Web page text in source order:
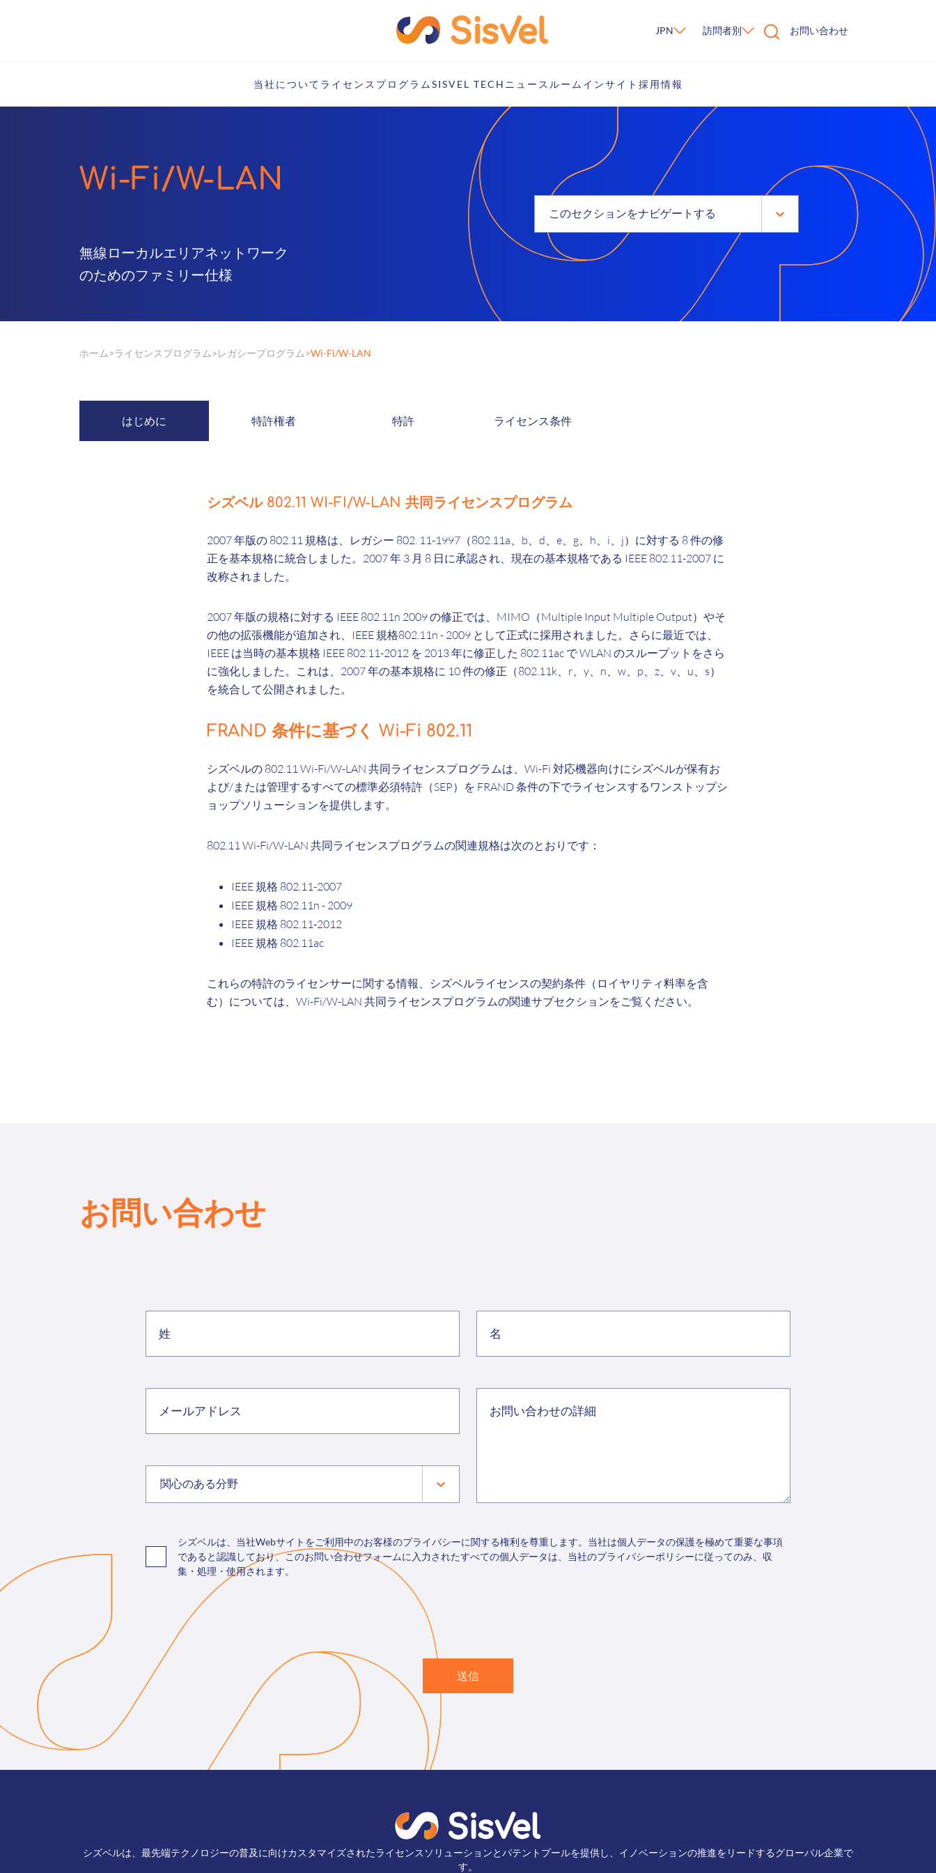
JPN 訪問者別 お問い合わせ
当社について ライセンスプログラム SISVEL TECH ニュースルーム インサイト 採用情報
Wi-Fi/W-LAN
無線ローカルエリアネットワーク
のためのファミリー仕様
このセクションをナビゲートする
ホーム ライセンスプログラム レガシープログラム Wi-Fi/W-LAN
はじめに 特許権者 特許 ライセンス条件
シズベル 802.11 WI-FI/W-LAN 共同ライセンスプログラム
2007 年版の 802.11 規格は、レガシー 802. 11-1997（802.11a、b、d、e、g、h、i、j）に対する 8 件の修
正を基本規格に統合しました。2007 年 3 月 8 日に承認され、現在の基本規格である IEEE 802.11-2007 に
改称されました。
2007 年版の規格に対する IEEE 802.11n 2009 の修正では、MIMO（Multiple Input Multiple Output）やそ
の他の拡張機能が追加され、IEEE 規格802.11n - 2009 として正式に採用されました。さらに最近では、
IEEE は当時の基本規格 IEEE 802.11-2012 を 2013 年に修正した 802.11ac で WLAN のスループットをさら
に強化しました。これは、2007 年の基本規格に 10 件の修正（802.11k、r、y、n、w、p、z、v、u、s）
を統合して公開されました。
FRAND 条件に基づく Wi-Fi 802.11
シズベルの 802.11 Wi-Fi/W-LAN 共同ライセンスプログラムは、Wi-Fi 対応機器向けにシズベルが保有お
よび/または管理するすべての標準必須特許（SEP）を FRAND 条件の下でライセンスするワンストップシ
ョップソリューションを提供します。
802.11 Wi-Fi/W-LAN 共同ライセンスプログラムの関連規格は次のとおりです：
IEEE 規格 802.11-2007
IEEE 規格 802.11n - 2009
IEEE 規格 802.11‐2012
IEEE 規格 802.11ac
これらの特許のライセンサーに関する情報、シズベルライセンスの契約条件（ロイヤリティ料率を含
む）については、Wi-Fi/W-LAN 共同ライセンスプログラムの関連サブセクションをご覧ください。
お問い合わせ
関心のある分野
シズベルは、当社Webサイトをご利用中のお客様のプライバシーに関する権利を尊重します。当社は個人データの保護を極めて重要な事項
であると認識しており、このお問い合わせフォームに入力されたすべての個人データは、当社のプライバシーポリシーに従ってのみ、収
集・処理・使用されます。
送信
シズベルは、最先端テクノロジーの普及に向けカスタマイズされたライセンスソリューションとパテントプールを提供し、イノベーションの推進をリードするグローバル企業で
す。